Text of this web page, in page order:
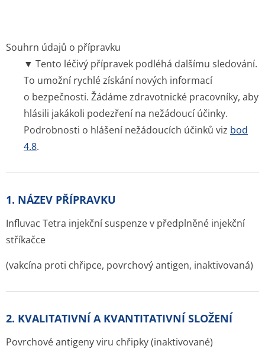
Souhrn údajů o přípravku
▼ Tento léčivý přípravek podléhá dalšímu sledování.
To umožní rychlé získání nových informací
o bezpečnosti. Žádáme zdravotnické pracovníky, aby
hlásili jakákoli podezření na nežádoucí účinky.
Podrobnosti o hlášení nežádoucích účinků viz bod
4.8.
1. NÁZEV PŘÍPRAVKU
Influvac Tetra injekční suspenze v předplněné injekční
stříkačce
(vakcína proti chřipce, povrchový antigen, inaktivovaná)
2. KVALITATIVNÍ A KVANTITATIVNÍ SLOŽENÍ
Povrchové antigeny viru chřipky (inaktivované)